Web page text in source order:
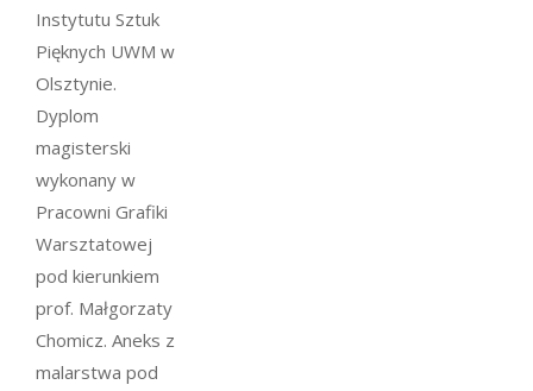
Instytutu Sztuk
Pięknych UWM w
Olsztynie.
Dyplom
magisterski
wykonany w
Pracowni Grafiki
Warsztatowej
pod kierunkiem
prof. Małgorzaty
Chomicz. Aneks z
malarstwa pod